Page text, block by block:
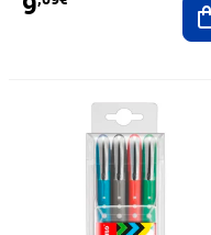
Prix 15,43€